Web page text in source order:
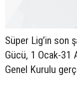
Süper Lig’in son
Gücü, 1 Ocak-31
Genel Kurulu